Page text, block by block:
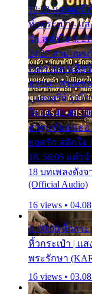
12:23 มอเตอร์
หิ้วกระเป๋า - แส
รัก สลักใจ 8.
24:27 สามเณร
เวลาไปหาเมีย
ธรรม - ศรเพช
- แสงสุรีย์ รุ่งโ
ใจ 14. 42:49 ไ
ธาตุแท้ของเธอ
ยอดรัก สลักใจ
18. 56:05 แต๋ว
18 บทเพลงดัง
(Official Audio)
16 views •
1. 00:00 หิ้วกระ
หิ้วกระเป๋า | แส
พระรักษา
16 views •